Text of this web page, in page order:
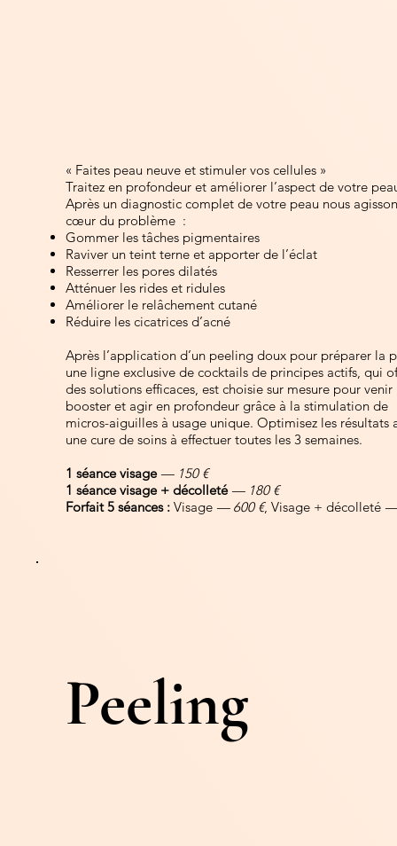
« Faites peau neuve et stimuler vos cellules »
Traitez en profondeur et améliorer l’aspect de votre
Après un diagnostic complet de votre peau nous
cœur du problème :
Gommer les tâches pigmentaires
Raviver un teint terne et apporter de l’éclat
Resserrer les pores dilatés
Atténuer les rides et ridules
Améliorer le relâchement cutané
Réduire les cicatrices d’acné
Après l’application d’un peeling doux pour préparer la
une ligne exclusive de cocktails de principes actifs, qui
des solutions efficaces, est choisie sur mesure pour venir
booster et agir en profondeur grâce à la stimulation de
micros-aiguilles à usage unique. Optimisez les résultats
une cure de soins à effectuer toutes les 3 semaines.
1 séance visage— 150 €
1 séance visage + décolleté — 180 €
Forfait 5 séances : Visage — 600 €, Visage + décolleté —
Peeling